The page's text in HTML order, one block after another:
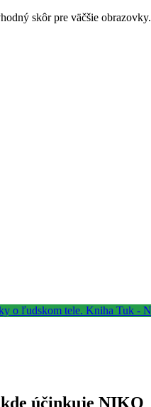
skôr pre väčšie obrazovky.
účinkuje NIKO